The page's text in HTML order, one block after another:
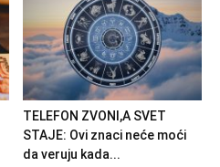
TELEFON ZVONI,A SVET
STAJE: Ovi znaci neće moći
da veruju kada...